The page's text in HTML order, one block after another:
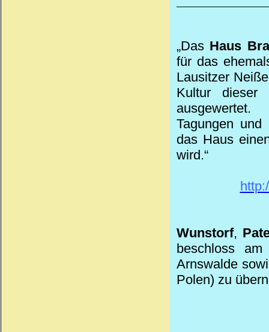
„Das Haus
für das
Lausitzer
Kultur dieser
ausgewertet.
Tagungen und
das Haus
wird.“
Wunstorf,
beschloss
Arnswalde
Polen) zu